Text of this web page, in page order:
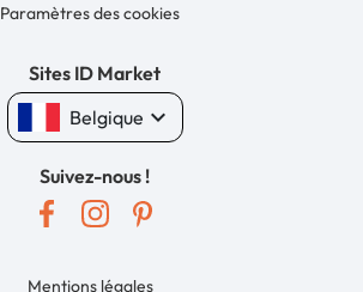
Paramètres des cookies
Sites ID Market
Belgique keyboard_arrow_down
Suivez-nous !
Mentions légales